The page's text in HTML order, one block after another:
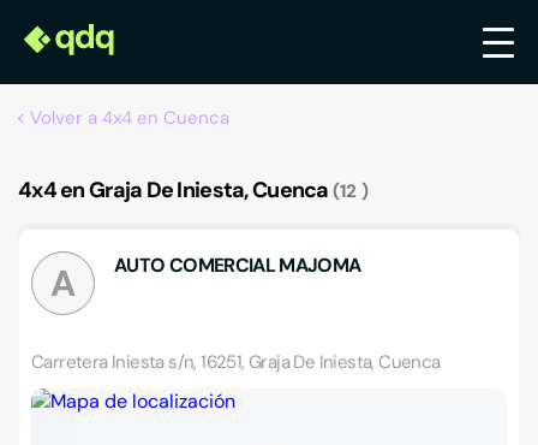
Volver a 4x4 en Cuenca
4x4 en Graja De Iniesta, Cuenca 12
A AUTO COMERCIAL MAJOMA
Carretera Iniesta s/n, 16251, Graja De Iniesta, Cuenca